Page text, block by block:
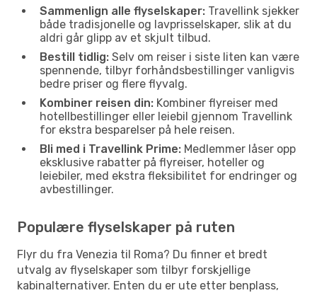
Sammenlign alle flyselskaper: Travellink sjekker
både tradisjonelle og lavprisselskaper, slik at du
aldri går glipp av et skjult tilbud.
Bestill tidlig: Selv om reiser i siste liten kan være
spennende, tilbyr forhåndsbestillinger vanligvis
bedre priser og flere flyvalg.
Kombiner reisen din: Kombiner flyreiser med
hotellbestillinger eller leiebil gjennom Travellink
for ekstra besparelser på hele reisen.
Bli med i Travellink Prime: Medlemmer låser opp
eksklusive rabatter på flyreiser, hoteller og
leiebiler, med ekstra fleksibilitet for endringer og
avbestillinger.
Populære flyselskaper på ruten
Flyr du fra Venezia til Roma? Du finner et bredt
utvalg av flyselskaper som tilbyr forskjellige
kabinalternativer. Enten du er ute etter benplass,